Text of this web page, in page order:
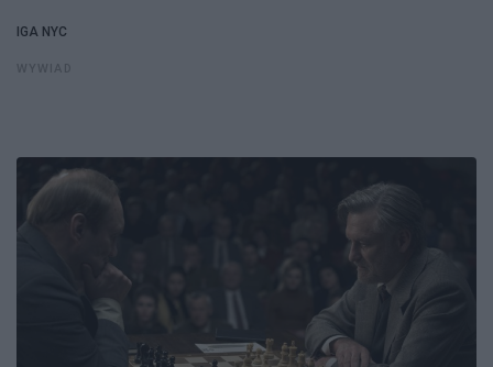
IGA NYC